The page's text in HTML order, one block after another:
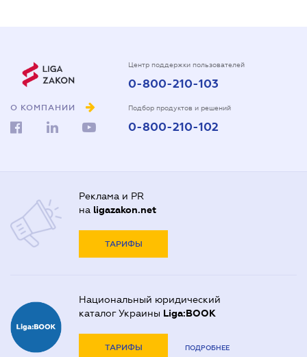
О КОМПАНИИ
Центр поддержки пользователей
0-800-210-103
Подбор продуктов и решений
0-800-210-102
Реклама и PR
на ligazakon.net
ТАРИФЫ
Национальный юридический
каталог Украины Liga:BOOK
ТАРИФЫ ПОДРОБНЕЕ